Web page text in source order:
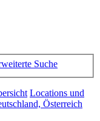
Suche
Locations und
Österreich